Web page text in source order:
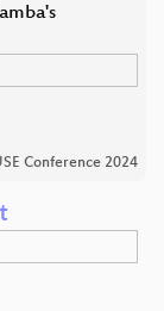
Conference 2024